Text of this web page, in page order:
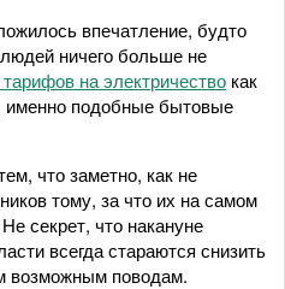
впечатление, будто
ничего больше не
на электричество как
именно подобные бытовые
что заметно, как не
тому, за что их на самом
секрет, что накануне
всегда стараются снизить
возможным поводам.